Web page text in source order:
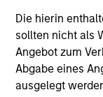
Die hierin
sollten nicht als
Angebot zum
Abgabe eines
ausgelegt
informational and
guarantee that
positive
well in the future
service marks
owners. The